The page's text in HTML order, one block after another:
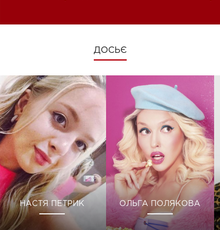
ДОСЬЄ
НАСТЯ ПЕТРИК ОЛЬГА ПОЛЯКОВА